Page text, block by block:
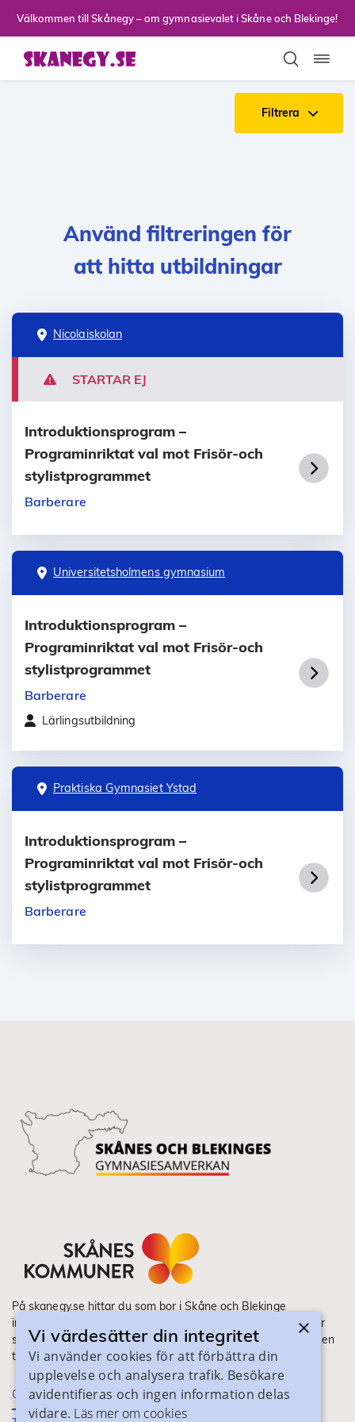
Välkommen till Skånegy – om gymnasievalet i Skåne och Blekinge!
Filtrera
Använd filtreringen för
att hitta utbildningar
Nicolaiskolan
STARTAR EJ
Introduktionsprogram –
Programinriktat val mot Frisör-och
stylistprogrammet
Barberare
Universitetsholmens gymnasium
Introduktionsprogram –
Programinriktat val mot Frisör-och
stylistprogrammet
Barberare
Lärlingsutbildning
Praktiska Gymnasiet Ystad
Introduktionsprogram –
Programinriktat val mot Frisör-och
stylistprogrammet
Barberare
På skanegy.se hittar du som bor i Skåne och Blekinge
information om ditt gymnasieval. Här ser du vilka utbildningar
som finns och hur ansökan och antagning går till. Webbplatsen
tillhandahålls av Skånes Kommuner.
Om webbplatsen
×
Vi värdesätter din integritet
Vi använder cookies för att förbättra din
upplevelse och analysera trafik. Besökare
avidentifieras och ingen information delas
vidare. Läs mer om cookies